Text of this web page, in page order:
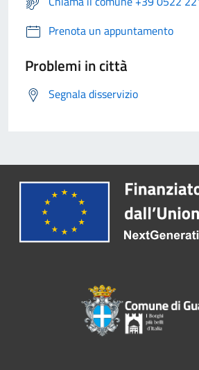
Prenota un appuntamento
Problemi in città
Segnala disservizio